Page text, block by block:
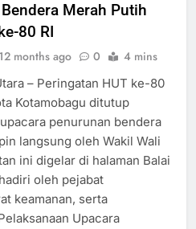
Merah Putih
80 RI
12 months ago 0 4 mins
– Peringatan HUT ke-80
Kotamobagu ditutup
penurunan bendera
langsung oleh Wakil Wali
ini digelar di halaman Balai
oleh pejabat
keamanan, serta
Upacara